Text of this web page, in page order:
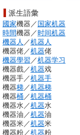
派生語彙
國家機器 ／国家机器
時間機器 ／时间机器
機器人 ／机器人
機器佬／机器佬
機器學習 ／机器学习
機器戲／机器戏
機器手／机器手
機器梯／机器梯
機器桶 ／机器桶
機器水 ／机器水
機器油 ／机器油
機器米／机器米
機器粉／机器粉